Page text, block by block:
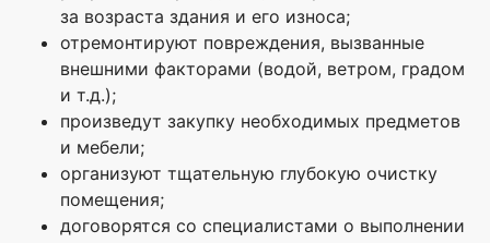
за возраста здания и его износа;
отремонтируют повреждения, вызванные
внешними факторами (водой, ветром, градом
и т.д.);
произведут закупку необходимых предметов
и мебели;
организуют тщательную глубокую очистку
помещения;
договорятся со специалистами о выполнении